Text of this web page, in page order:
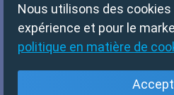
Nous utilisons des
expérience et pour le
politique en matière de